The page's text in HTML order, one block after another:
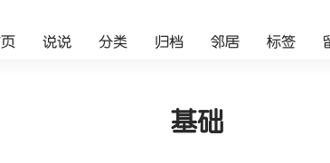
说说 分类 归档 邻居 标签
基础